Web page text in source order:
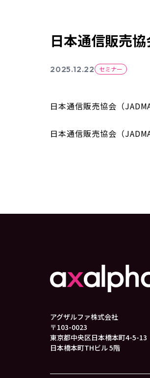
日本通信販売
2025.12.22 セミナー
日本通信販売協会（
日本通信販売協会（
アグザルファ株式会社
〒103-0023
東京都中央区日本橋本町4-5-13
日本橋本町THビル 5階